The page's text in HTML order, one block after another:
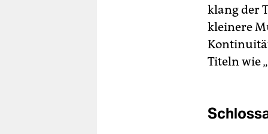
klang der
kleinere
Titeln wie